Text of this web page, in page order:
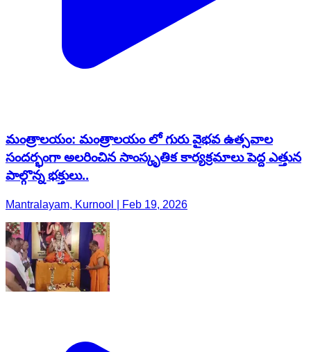
మంత్రాలయం: మంత్రాలయం లో గురు వైభవ ఉత్సవాల
సందర్భంగా అలరించిన సాంస్కృతిక కార్యక్రమాలు పెద్ద ఎత్తున
పాల్గొన్న భక్తులు..
Mantralayam, Kurnool | Feb 19, 2026